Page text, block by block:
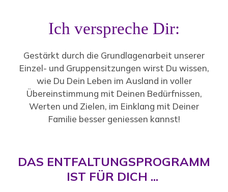
Ich verspreche Dir:
Gestärkt durch die Grundlagenarbeit unserer
Einzel- und Gruppensitzungen wirst Du wissen,
wie Du Dein Leben im Ausland in voller
Übereinstimmung mit Deinen Bedürfnissen,
Werten und Zielen, im Einklang mit Deiner
Familie besser geniessen kannst!
DAS ENTFALTUNGSPROGRAMM
IST FÜR DICH ...